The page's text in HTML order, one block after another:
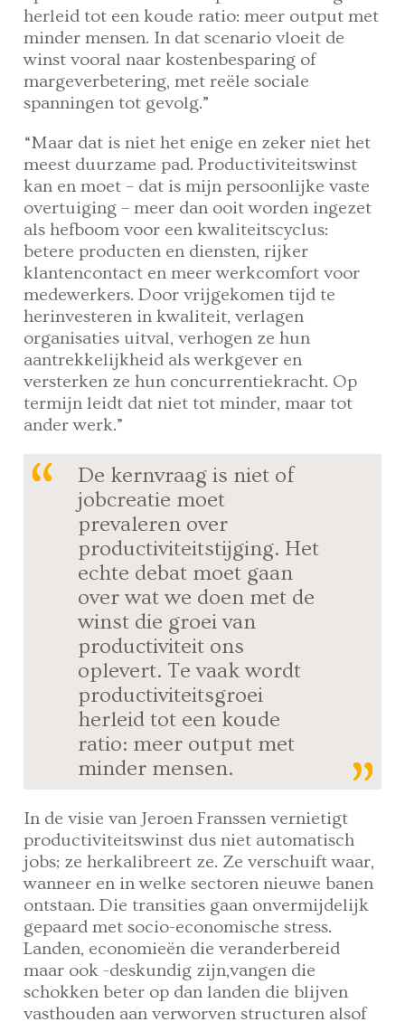
herleid tot een koude ratio: meer output met
minder mensen. In dat scenario vloeit de
winst vooral naar kostenbesparing of
margeverbetering, met reële sociale
spanningen tot gevolg.”
“Maar dat is niet het enige en zeker niet het
meest duurzame pad. Productiviteitswinst
kan en moet – dat is mijn persoonlijke vaste
overtuiging – meer dan ooit worden ingezet
als hefboom voor een kwaliteitscyclus:
betere producten en diensten, rijker
klantencontact en meer werkcomfort voor
medewerkers. Door vrijgekomen tijd te
herinvesteren in kwaliteit, verlagen
organisaties uitval, verhogen ze hun
aantrekkelijkheid als werkgever en
versterken ze hun concurrentiekracht. Op
termijn leidt dat niet tot minder, maar tot
ander werk.”
De kernvraag is niet of
jobcreatie moet
prevaleren over
productiviteitstijging. Het
echte debat moet gaan
over wat we doen met de
winst die groei van
productiviteit ons
oplevert.Te vaak wordt
productiviteitsgroei
herleid tot een koude
ratio: meer output met
minder mensen.
In de visie van Jeroen Franssen vernietigt
productiviteitswinst dus niet automatisch
jobs; ze herkalibreert ze. Ze verschuift waar,
wanneer en in welke sectoren nieuwe banen
ontstaan. Die transities gaan onvermijdelijk
gepaard met socio-economische stress.
Landen, economieën die veranderbereid
maar ook -deskundig zijn,vangen die
schokken beter op dan landen die blijven
vasthouden aan verworven structuren alsof